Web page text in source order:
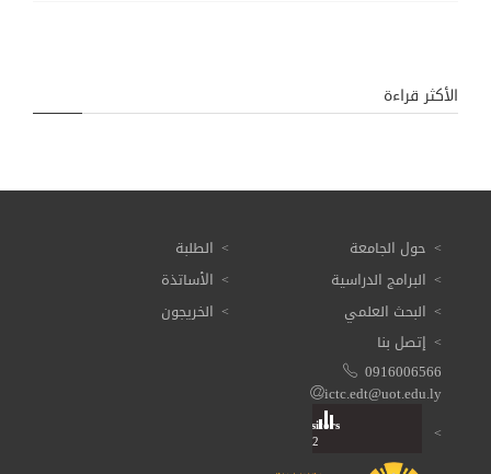
الأكثر قراءة
حول الجامعة
البرامج الدراسية
البحث العلمي
الطلبة
الأساتذة
الخريجون
إتصل بنا
0916006566
ictc.edt@uot.edu.ly
Total: 3 611 032
Visitors